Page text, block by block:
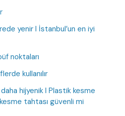
yenir I İstanbul’un en iyi
noktaları
kullanılır
hijyenik I Plastik kesme
tahtası güvenli mi